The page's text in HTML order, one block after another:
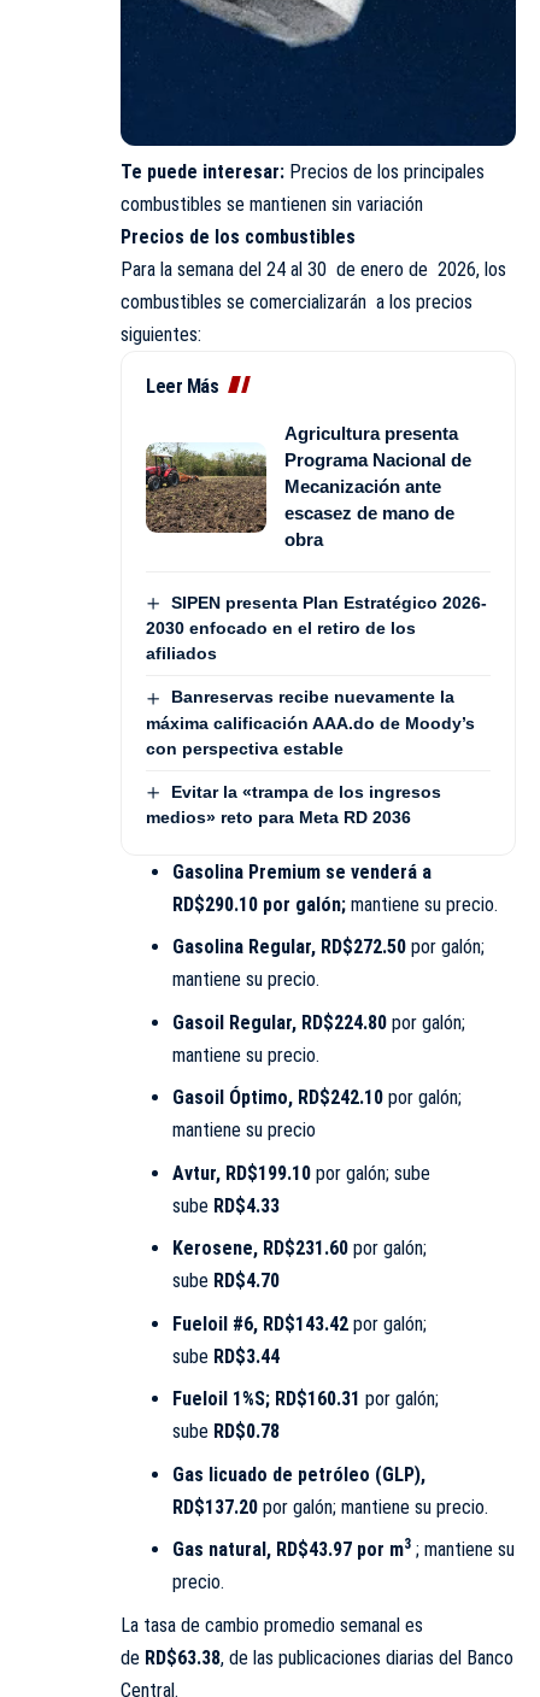
Te puede interesar: Precios de los principales
combustibles se mantienen sin variación
Precios de los combustibles
Para la semana del 24 al 30 de enero de 2026, los
combustibles se comercializarán a los precios
siguientes:
Leer Más
Agricultura presenta
Programa Nacional de
Mecanización ante
escasez de mano de
obra
SIPEN presenta Plan Estratégico 2026-
2030 enfocado en el retiro de los
afiliados
Banreservas recibe nuevamente la
máxima calificación AAA.do de Moody’s
con perspectiva estable
Evitar la «trampa de los ingresos
medios» reto para Meta RD 2036
Gasolina Premium se venderá a
RD$290.10 por galón;mantiene su precio.
Gasolina Regular, RD$272.50 por galón;
mantiene su precio.
Gasoil Regular, RD$224.80por galón;
mantiene su precio.
Gasoil Óptimo, RD$242.10por galón;
mantiene su precio
Avtur, RD$199.10 por galón; sube
sube RD$4.33
Kerosene, RD$231.60 por galón;
sube RD$4.70
Fueloil #6, RD$143.42por galón;
sube RD$3.44
Fueloil 1%S; RD$160.31 por galón;
sube RD$0.78
Gas licuado de petróleo (GLP),
RD$137.20por galón; mantiene su precio.
Gas natural, RD$43.97 por m3 ; mantiene su
precio.
La tasa de cambio promedio semanal es
de RD$63.38, de las publicaciones diarias del Banco
Central.